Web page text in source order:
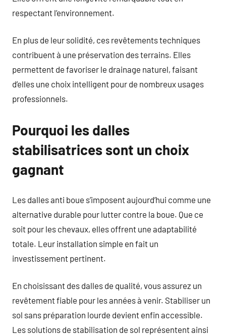
respectant l’environnement.
En plus de leur solidité, ces revêtements techniques
contribuent à une préservation des terrains. Elles
permettent de favoriser le drainage naturel, faisant
d’elles une choix intelligent pour de nombreux usages
professionnels.
Pourquoi les dalles
stabilisatrices sont un choix
gagnant
Les dalles anti boue s’imposent aujourd’hui comme une
alternative durable pour lutter contre la boue. Que ce
soit pour les chevaux, elles offrent une adaptabilité
totale. Leur installation simple en fait un
investissement pertinent.
En choisissant des dalles de qualité, vous assurez un
revêtement fiable pour les années à venir. Stabiliser un
sol sans préparation lourde devient enfin accessible.
Les solutions de stabilisation de sol représentent ainsi